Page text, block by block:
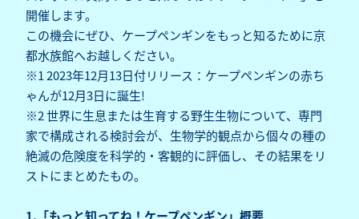
開催します。
この機会にぜひ、ケープペンギンをもっと知るために京
都水族館へお越しください。
※1 2023年12月13日付リリース： ケープペンギンの赤ち
ゃんが12月3日に誕生!
※2 世界に生息または生育する野生生物について、専門
家で構成される検討会が、生物学的観点から個々の種の
絶滅の危険度を科学的・客観的に評価し、その結果をリ
ストにまとめたもの。
1.「もっと知ってね！ケープペンギン」概要